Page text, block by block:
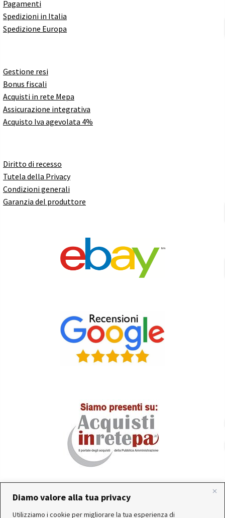
Diamo valore alla tua privacy
Utilizziamo i cookie per migliorare la tua esperienza di
In occasione delle FERIE ESTIVE, alcune aziende
Pagamenti
Spedizioni in Italia
Spedizione Europa
Gestione resi
Bonus fiscali
Acquisti in rete Mepa
Assicurazione integrativa
Acquisto Iva agevolata 4%
Diritto di recesso
Tutela della Privacy
Condizioni generali
Garanzia del produttore